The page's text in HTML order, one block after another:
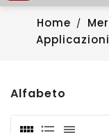
Home
Alfabeto